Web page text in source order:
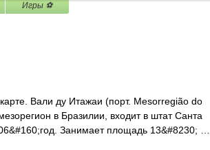
Игры ⚽
Вали ду Итажаи (порт. Mesorregião do
в Бразилии, входит в штат Санта
Занимает площадь 13&#8230; …